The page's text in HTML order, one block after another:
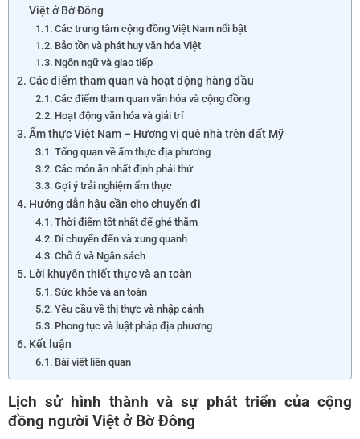
Việt ở Bờ Đông
Các trung tâm cộng đồng Việt Nam nổi bật
Bảo tồn và phát huy văn hóa Việt
Ngôn ngữ và giao tiếp
Các điểm tham quan và hoạt động hàng đầu
Các điểm tham quan văn hóa và cộng đồng
Hoạt động văn hóa và giải trí
Ẩm thực Việt Nam – Hương vị quê nhà trên đất Mỹ
Tổng quan về ẩm thực địa phương
Các món ăn nhất định phải thử
Gợi ý trải nghiệm ẩm thực
Hướng dẫn hậu cần cho chuyến đi
Thời điểm tốt nhất để ghé thăm
Di chuyển đến và xung quanh
Chỗ ở và Ngân sách
Lời khuyên thiết thực và an toàn
Sức khỏe và an toàn
Yêu cầu về thị thực và nhập cảnh
Phong tục và luật pháp địa phương
Kết luận
Bài viết liên quan
Lịch sử hình thành và sự phát triển của cộng
đồng người Việt ở Bờ Đông